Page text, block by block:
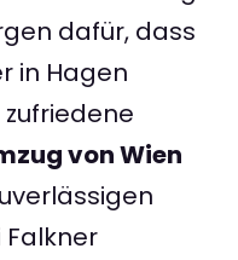
dafür, dass
in Hagen
von Wien
Falkner